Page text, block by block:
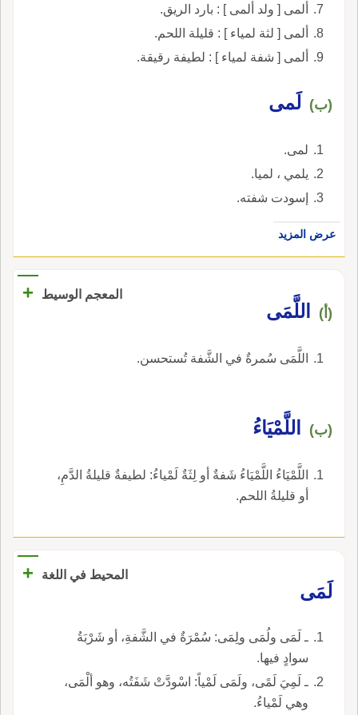
ألمى [ ولد ألمى ] : بارد الريق.
ألمى [ لثة لمياء ] : قليلة اللحم.
ألمى [ شفة لمياء ] : لطيفة رقيقة.
(ب) لَمى
لمى.
يلمي ، لميا.
إسودت شفته.
عرض المزيد
المعجم الوسيط +
(أ) اللَّمَى
اللَّمَى سُمرةٌ في الشَّفة تُستحسن.
(ب) اللَّمْيَاءُ
اللَّمْيَاءُ اللَّمْيَاءُ شَفةٌ أو لِثَةٌ لَمْياءُ: لطيفةٌ قليلةُ الدَّمِ،
أو قليلةُ اللحم.
المحيط في اللغة
+
لَمَى
ـ لَمَى ولُمَى ولِمَى: سُمْرَةٌ في الشَّفةِ، أو شَرْبَةُ
سوادٍ فيها.
ـ لَمِيَ لَمًى، ولَمَى لَمْياً: اسْودَّتْ شَفَتُه، وهو ألْمَى،
وهي لَمْياءُ.